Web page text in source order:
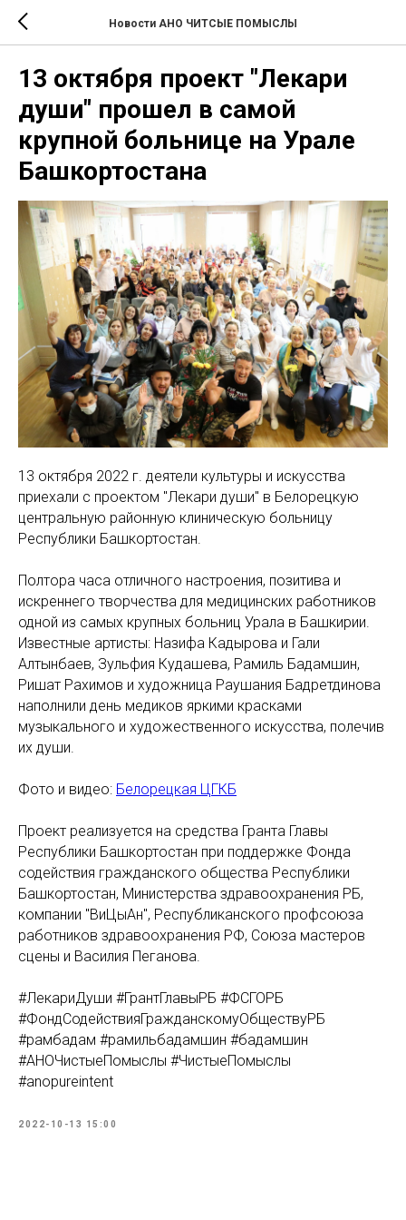
Новости АНО ЧИТСЫЕ ПОМЫСЛЫ
13 октября проект "Лекари
души" прошел в самой
крупной больнице на Урале
Башкортостана
13 октября 2022 г. деятели культуры и искусства
приехали с проектом "Лекари души" в Белорецкую
центральную районную клиническую больницу
Республики Башкортостан.
Полтора часа отличного настроения, позитива и
искреннего творчества для медицинских работников
одной из самых крупных больниц Урала в Башкирии.
Известные артисты: Назифа Кадырова и Гали
Алтынбаев, Зульфия Кудашева, Рамиль Бадамшин,
Ришат Рахимов и художница Раушания Бадретдинова
наполнили день медиков яркими красками
музыкального и художественного искусства, полечив
их души.
Фото и видео: Белорецкая ЦГКБ
Проект реализуется на средства Гранта Главы
Республики Башкортостан при поддержке Фонда
содействия гражданского общества Республики
Башкортостан, Министерства здравоохранения РБ,
компании "ВиЦыАн", Республиканского профсоюза
работников здравоохранения РФ, Союза мастеров
сцены и Василия Пеганова.
#ЛекариДуши #ГрантГлавыРБ #ФСГОРБ
#ФондСодействияГражданскомуОбществуРБ
#рамбадам #рамильбадамшин #бадамшин
#АНОЧистыеПомыслы #ЧистыеПомыслы
#anopureintent
2022-10-13 15:00